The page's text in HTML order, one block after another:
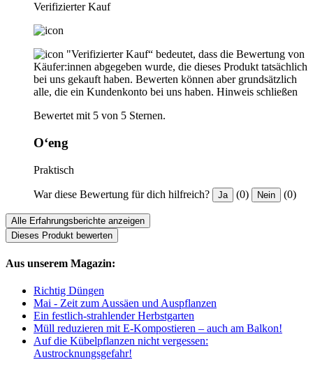
Verifizierter Kauf
"Verifizierter Kauf“ bedeutet, dass die Bewertung von
Käufer:innen abgegeben wurde, die dieses Produkt tatsächlich
bei uns gekauft haben. Bewerten können aber grundsätzlich
alle, die ein Kundenkonto bei uns haben. Hinweis schließen
Bewertet mit 5 von 5 Sternen.
O‘eng
Praktisch
War diese Bewertung für dich hilfreich? Ja (0) Nein (0)
Alle Erfahrungsberichte anzeigen
Dieses Produkt bewerten
Aus unserem Magazin:
Richtig Düngen
Mai - Zeit zum Aussäen und Auspflanzen
Ein festlich-strahlender Herbstgarten
Müll reduzieren mit E-Kompostieren – auch am Balkon!
Auf die Kübelpflanzen nicht vergessen:
Austrocknungsgefahr!